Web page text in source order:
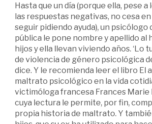
Hasta que un día (porque ella, pese a
las respuestas negativas, no cesa
seguir pidiendo ayuda), un psicólogo
pública le pone nombre y apellido al
hijos y ella llevan viviendo años. ‘Lo
de violencia de género psicológica
dice. Y le recomienda leer el libro El
maltrato psicológico en la vida
victimóloga francesa Frances Marie
cuya lectura le permite, por fin,
propia historia de maltrato. Y